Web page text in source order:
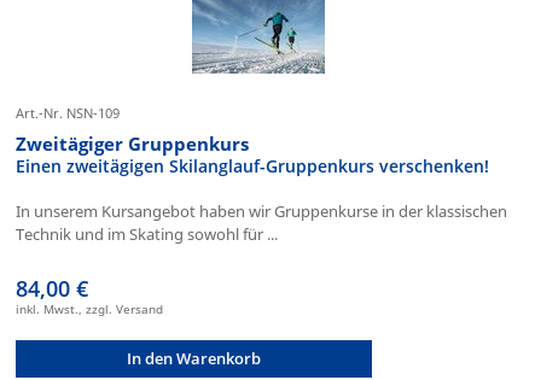
Art.-Nr. NSN-109
Zweitägiger Gruppenkurs
Einen zweitägigen Skilanglauf-Gruppenkurs verschenken!
In unserem Kursangebot haben wir Gruppenkurse in der klassischen
Technik und im Skating sowohl für ...
84,00 €
inkl. Mwst., zzgl. Versand
In den Warenkorb